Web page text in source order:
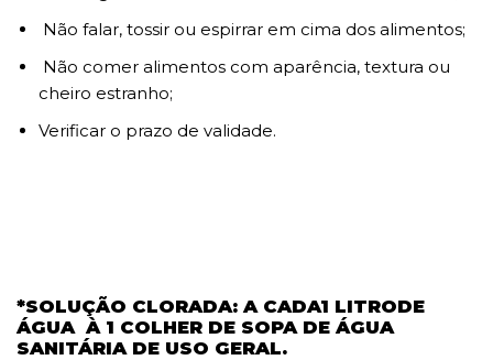
Não falar, tossir ou espirrar em cima dos alimentos;
Não comer alimentos com aparência, textura ou
cheiro estranho;
Verificar o prazo de validade.
*SOLUÇÃO CLORADA: A CADA1 LITRODE
ÁGUA À 1 COLHER DE SOPA DE ÁGUA
SANITÁRIA DE USO GERAL.